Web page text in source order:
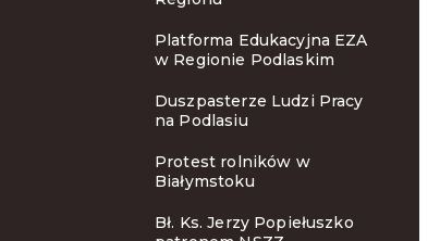
Platforma Edukacyjna EZA
w Regionie Podlaskim
Duszpasterze Ludzi Pracy
na Podlasiu
Protest rolników w
Białymstoku
Bł. Ks. Jerzy Popiełuszko